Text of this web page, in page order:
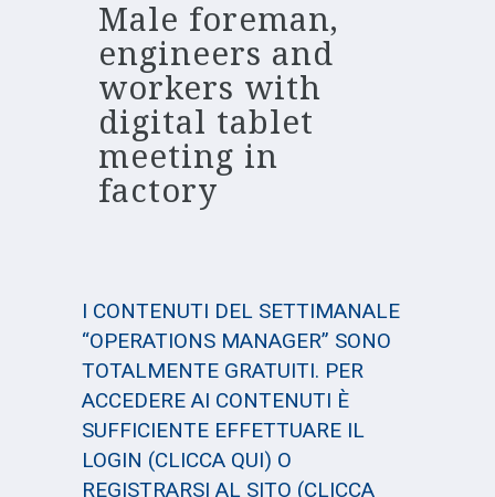
Male foreman,
engineers and
workers with
digital tablet
meeting in
factory
I CONTENUTI DEL SETTIMANALE
“OPERATIONS MANAGER” SONO
TOTALMENTE GRATUITI. PER
ACCEDERE AI CONTENUTI È
SUFFICIENTE EFFETTUARE IL
LOGIN (CLICCA QUI) O
REGISTRARSI AL SITO (CLICCA